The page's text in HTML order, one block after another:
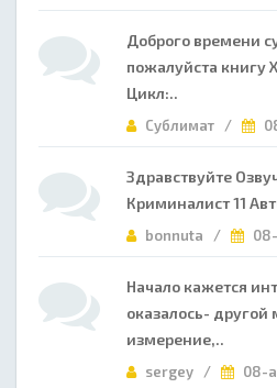
Доброго времени
пожалуйста книгу
Цикл:..
Сублимат /
Здравствуйте
Криминалист 11
bonnuta /
Начало кажется
оказалось- другой
измерение,..
sergey / 08-